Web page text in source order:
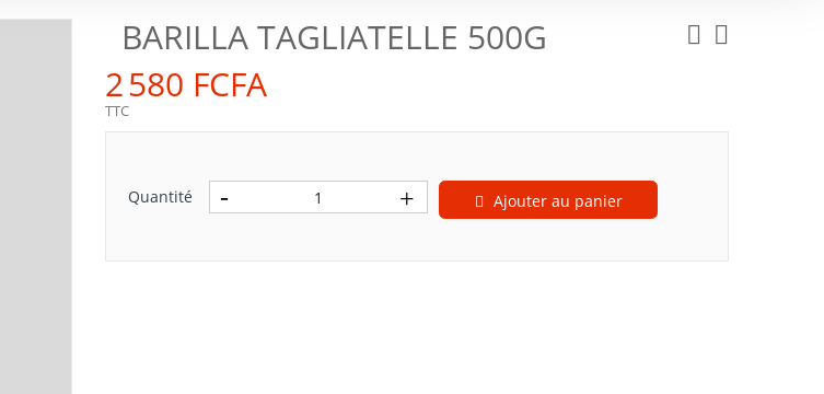
BARILLA TAGLIATELLE 500G
2 580 FCFA
TTC
Quantité Ajouter au panier